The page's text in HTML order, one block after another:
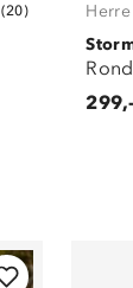
(20) Herre
299,-